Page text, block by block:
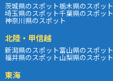
茨城県のスポット栃木県のスポット
埼玉県のスポット千葉県のスポット
神奈川県のスポット
北陸・甲信越
新潟県のスポット富山県のスポット
福井県のスポット山梨県のスポット
東海